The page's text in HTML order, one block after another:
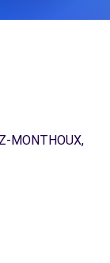
MONTHOUX,